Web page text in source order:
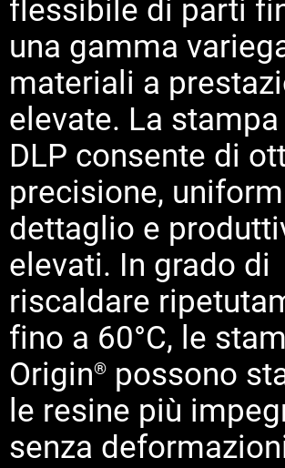
flessibile di parti
una gamma
materiali a
elevate. La
DLP consente di
precisione,
dettaglio e
elevati. In grado di
riscaldare
fino a 60°C, le
Origin® possono
le resine più
senza